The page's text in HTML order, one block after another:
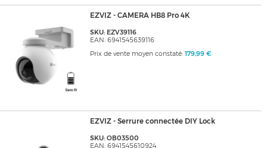
EZVIZ - CAMERA HB8 Pro 4K
SKU: EZV39116
EAN: 6941545639116
Prix de vente moyen constaté: 179,99 €
EZVIZ - Serrure connectée DIY Lock
SKU: OB03500
EAN: 6941545610924